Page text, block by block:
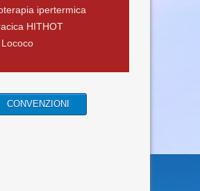
ipertermica
HITHOT
CONVENZIONI